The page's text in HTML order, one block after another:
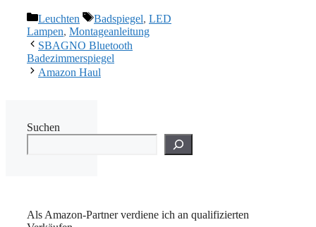
Kategorien
Leuchten Schlagwörter
Badspiegel, LED
Lampen, Montageanleitung
SBAGNO Bluetooth
Badezimmerspiegel
Amazon Haul
Suchen
Als Amazon-Partner verdiene ich an qualifizierten